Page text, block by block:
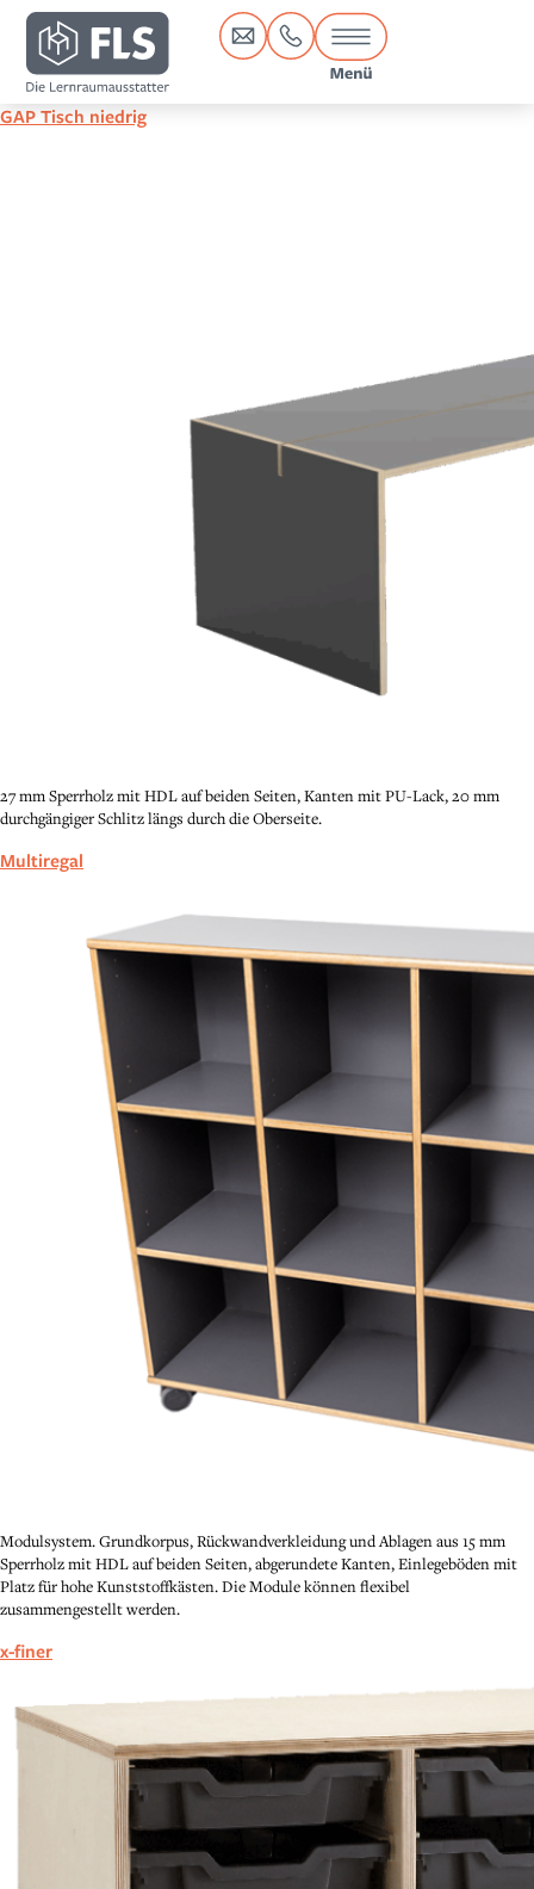
springen
GAP Tisch niedrig
27 mm Sperrholz mit HDL auf beiden Seiten, Kanten mit PU-Lack, 20 mm
durchgängiger Schlitz längs durch die Oberseite.
Multiregal
Modulsystem. Grundkorpus, Rückwandverkleidung und Ablagen aus 15 mm
Sperrholz mit HDL auf beiden Seiten, abgerundete Kanten, Einlegeböden mit
Platz für hohe Kunststoffkästen. Die Module können flexibel
zusammengestellt werden.
x-finer